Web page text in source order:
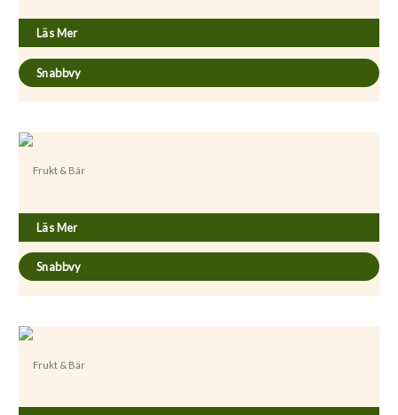
Läs Mer
Snabbvy
Frukt & Bär
Läs Mer
Snabbvy
Frukt & Bär